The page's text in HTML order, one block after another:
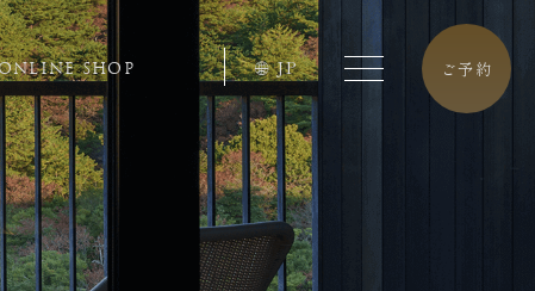
SHOP JP ご予約